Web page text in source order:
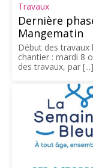
Travaux
Dernière
Mangematin
Début des travaux
chantier : mardi 8
des travaux, par [...]